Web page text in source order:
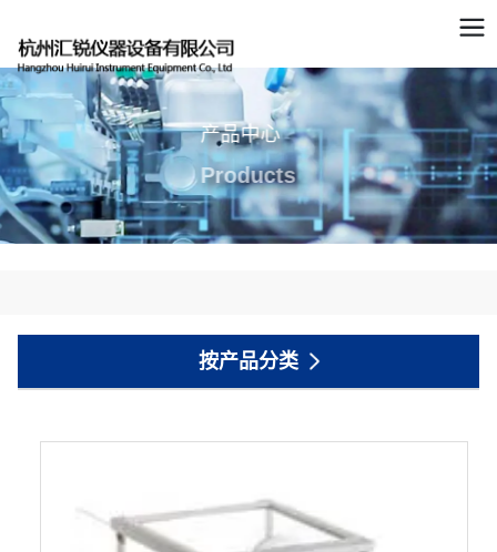
产品中心
Products
按产品分类